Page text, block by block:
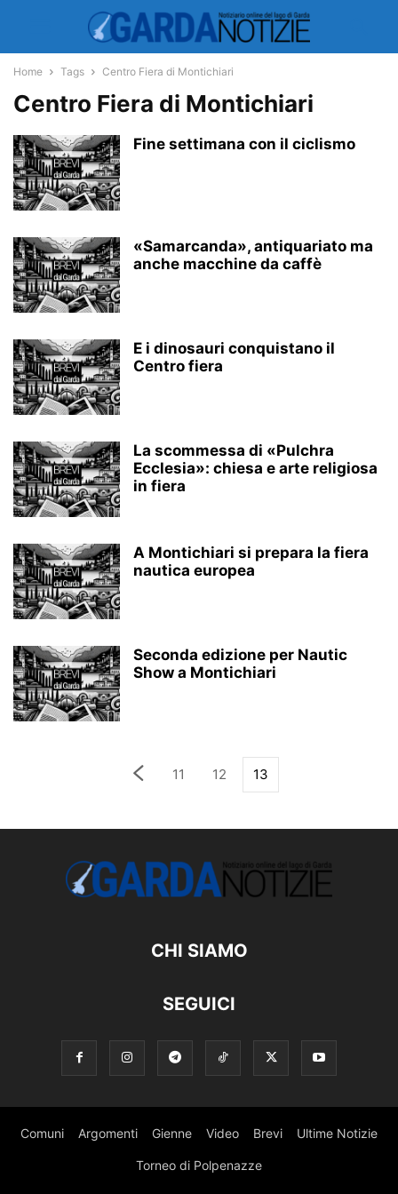
Home Tags Centro Fiera di Montichiari
Centro Fiera di Montichiari
Fine settimana con il ciclismo
«Samarcanda», antiquariato ma
anche macchine da caffè
E i dinosauri conquistano il
Centro fiera
La scommessa di «Pulchra
Ecclesia»: chiesa e arte religiosa
in fiera
A Montichiari si prepara la fiera
nautica europea
Seconda edizione per Nautic
Show a Montichiari
11 12 13
CHI SIAMO
SEGUICI
Comuni Argomenti Gienne Video Brevi Ultime Notizie
Torneo di Polpenazze